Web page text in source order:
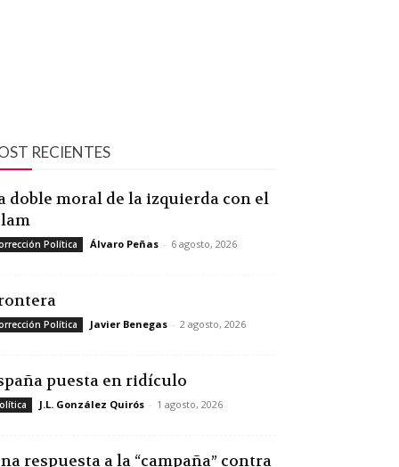
RECIENTES
doble moral de la izquierda con el
Política Álvaro Peñas - 6 agosto, 2026
Política Javier Benegas - 2 agosto, 2026
puesta en ridículo
J.L. González Quirós - 1 agosto, 2026
respuesta a la “campaña” contra